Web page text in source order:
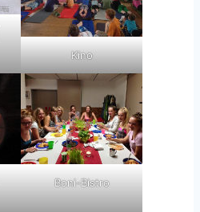
Kino
Boni-Bistro